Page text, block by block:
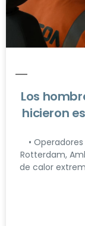
Los
hicieron
•
Rotterdam,
de calor